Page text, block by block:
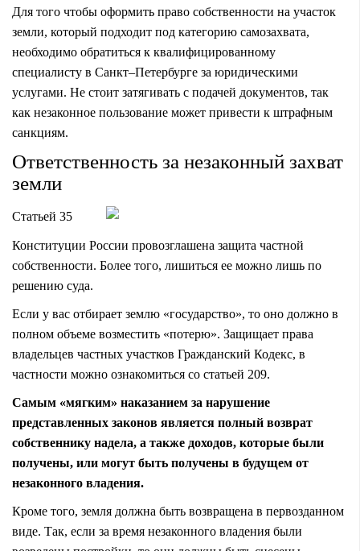
Для того чтобы оформить право собственности на участок
земли, который подходит под категорию самозахвата,
необходимо обратиться к квалифицированному
специалисту в Санкт–Петербурге за юридическими
услугами. Не стоит затягивать с подачей документов, так
как незаконное пользование может привести к штрафным
санкциям.
Ответственность за незаконный захват
земли
Статьей 35
Конституции России провозглашена защита частной
собственности. Более того, лишиться ее можно лишь по
решению суда.
Если у вас отбирает землю «государство», то оно должно в
полном объеме возместить «потерю». Защищает права
владельцев частных участков Гражданский Кодекс, в
частности можно ознакомиться со статьей 209.
Самым «мягким» наказанием за нарушение
представленных законов является полный возврат
собственнику надела, а также доходов, которые были
получены, или могут быть получены в будущем от
незаконного владения.
Кроме того, земля должна быть возвращена в первозданном
виде. Так, если за время незаконного владения были